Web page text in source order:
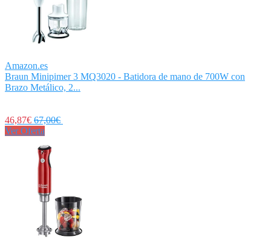
Amazon.es
Braun Minipimer 3 MQ3020 - Batidora de mano de 700W con
Brazo Metálico, 2...
46,87€ 67,00€
Ver Oferta